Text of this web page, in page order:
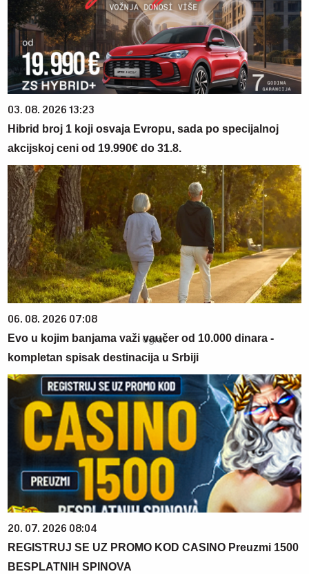
03. 08. 2026 13:23
Hibrid broj 1 koji osvaja Evropu, sada po specijalnoj
akcijskoj ceni od 19.990€ do 31.8.
06. 08. 2026 07:08
Evo u kojim banjama važi vaučer od 10.000 dinara -
kompletan spisak destinacija u Srbiji
20. 07. 2026 08:04
REGISTRUJ SE UZ PROMO KOD CASINO Preuzmi 1500
BESPLATNIH SPINOVA